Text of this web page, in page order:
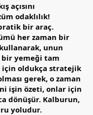
açısını
odaklılık!
bir araç.
her zaman bir
unun
bir yemeği tam
için oldukça stratejik
gerek, o zaman
işin özeti, onlar için
dönüşür. Kalburun,
yoludur.